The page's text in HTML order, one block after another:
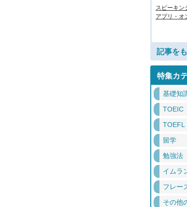
スピーキン
アプリ・オ
記事を
特集カ
基礎知
TOEIC
TOEFL
留学
勉強法
イムラ
フレー
その他